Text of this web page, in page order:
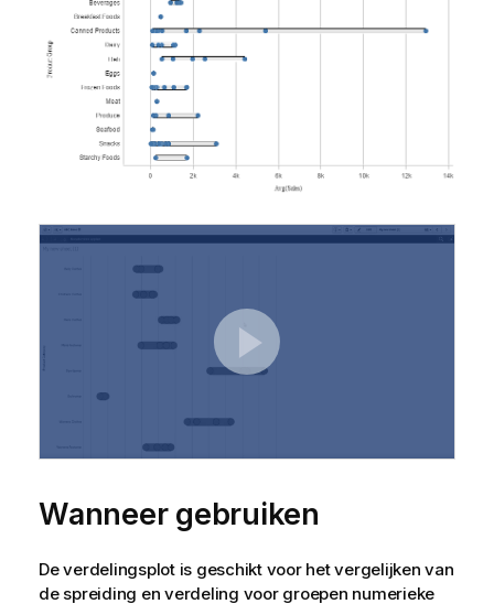
Wanneer gebruiken
De verdelingsplot is geschikt voor het vergelijken van
de spreiding en verdeling voor groepen numerieke